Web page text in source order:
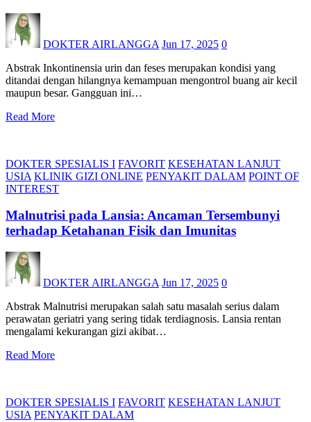
DOKTER AIRLANGGA Jun 17, 2025 0
Abstrak Inkontinensia urin dan feses merupakan kondisi yang
ditandai dengan hilangnya kemampuan mengontrol buang air kecil
maupun besar. Gangguan ini…
Read More
DOKTER SPESIALIS I FAVORIT KESEHATAN LANJUT
USIA KLINIK GIZI ONLINE PENYAKIT DALAM POINT OF
INTEREST
Malnutrisi pada Lansia: Ancaman Tersembunyi
terhadap Ketahanan Fisik dan Imunitas
DOKTER AIRLANGGA Jun 17, 2025 0
Abstrak Malnutrisi merupakan salah satu masalah serius dalam
perawatan geriatri yang sering tidak terdiagnosis. Lansia rentan
mengalami kekurangan gizi akibat…
Read More
DOKTER SPESIALIS I FAVORIT KESEHATAN LANJUT
USIA PENYAKIT DALAM